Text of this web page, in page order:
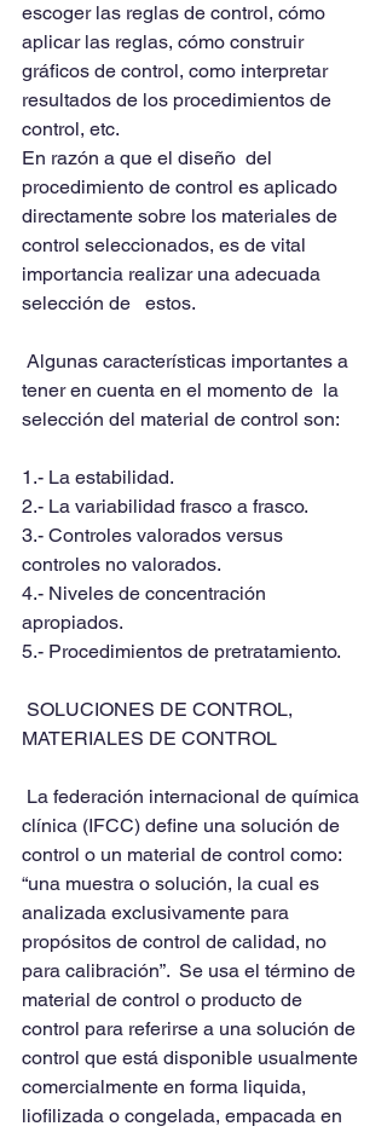
escoger las reglas de control, cómo
aplicar las reglas, cómo construir
gráficos de control, como interpretar
resultados de los procedimientos de
control, etc.
En razón a que el diseño  del
procedimiento de control es aplicado
directamente sobre los materiales de
control seleccionados, es de vital
importancia realizar una adecuada
selección de   estos.
tener en cuenta en el momento de  la
selección del material de control son:
1.- La estabilidad.
2.- La variabilidad frasco a frasco.
3.- Controles valorados versus
controles no valorados.
4.- Niveles de concentración
apropiados.
5.- Procedimientos de pretratamiento.
MATERIALES DE CONTROL
clínica (IFCC) define una solución de
control o un material de control como:
“una muestra o solución, la cual es
analizada exclusivamente para
propósitos de control de calidad, no
para calibración”.  Se usa el término de
material de control o producto de
control para referirse a una solución de
control que está disponible usualmente
comercialmente en forma liquida,
liofilizada o congelada, empacada en